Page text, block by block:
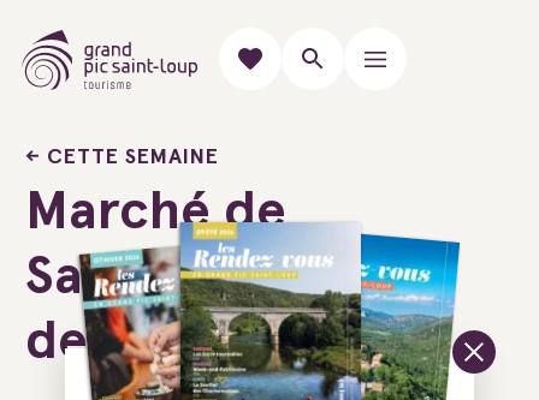
CETTE SEMAINE
Marché de
Saint-Jean-
de-Cornies